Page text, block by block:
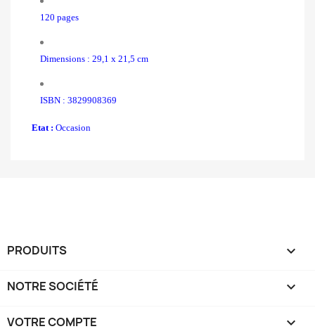
120 pages
Dimensions : 29,1 x 21,5 cm
ISBN : 3829908369
Etat : Occasion
PRODUITS 
NOTRE SOCIÉTÉ 
VOTRE COMPTE 